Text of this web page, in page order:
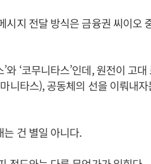
지 전달 방식은 금융권 씨이오
‘코무니타스’인데, 원전이 고대
니타스), 공동체의 선을 이뤄내
건 별일 아니다.